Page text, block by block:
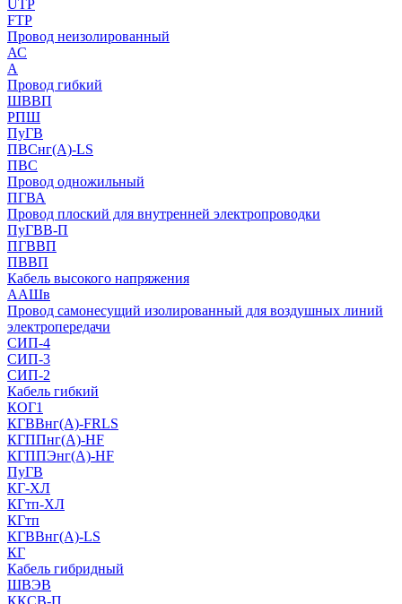
UTP
FTP
Провод неизолированный
АС
А
Провод гибкий
ШВВП
РПШ
ПуГВ
ПВСнг(А)-LS
ПВС
Провод одножильный
ПГВА
Провод плоский для внутренней электропроводки
ПуГВВ-П
ПГВВП
ПВВП
Кабель высокого напряжения
ААШв
Провод самонесущий изолированный для воздушных линий
электропередачи
СИП-4
СИП-3
СИП-2
Кабель гибкий
КОГ1
КГВВнг(А)-FRLS
КГППнг(A)-HF
КГППЭнг(A)-HF
ПуГВ
КГ-ХЛ
КГтп-ХЛ
КГтп
КГВВнг(А)-LS
КГ
Кабель гибридный
ШВЭВ
ККСВ-П